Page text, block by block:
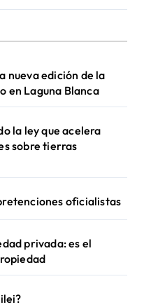
nueva edición de la
en Laguna Blanca
la ley que acelera
sobre tierras
oficialistas
privada: es el